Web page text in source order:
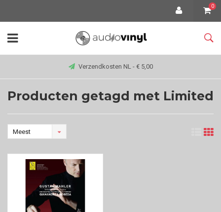
0
Verzendkosten NL - € 5,00
Producten getagd met Limited
Meest